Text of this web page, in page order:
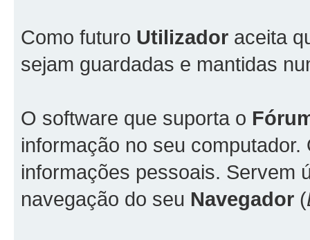
Como futuro Utilizador aceita
sejam guardadas e mantidas
O software que suporta o
informação no seu
informações pessoais. Servem
navegação do seu Navegador (